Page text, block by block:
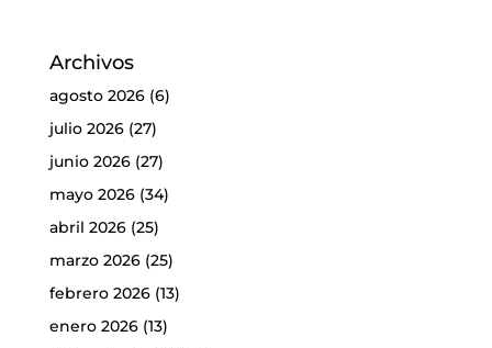
Archivos
agosto 2026(6)
julio 2026(27)
junio 2026(27)
mayo 2026(34)
abril 2026(25)
marzo 2026(25)
febrero 2026(13)
enero 2026(13)